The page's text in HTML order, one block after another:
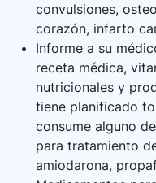
convulsiones,
corazón, infarto
Informe a su
receta médica,
nutricionales y
tiene planificado
consume alguno
para tratamiento
amiodarona,